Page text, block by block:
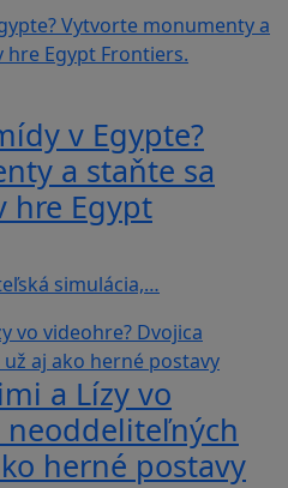
v Egypte?
a staňte sa
hre Egypt
simulácia,…
a Lízy vo
neoddeliteľných
herné postavy